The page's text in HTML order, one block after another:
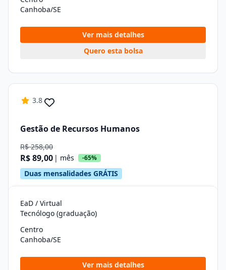
Canhoba/SE
Ver mais detalhes
Quero esta bolsa
3.8
Gestão de Recursos Humanos
R$ 258,00
R$ 89,00 | mês -65%
Duas mensalidades GRÁTIS
EaD / Virtual
Tecnólogo (graduação)
Centro
Canhoba/SE
Ver mais detalhes